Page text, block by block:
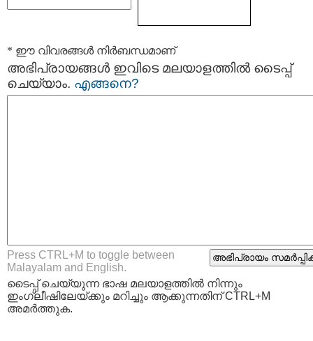
* ഈ വിവരങ്ങള്‍ നിര്‍ബന്ധമാണ്
അഭിപ്രായങ്ങള്‍ ഇവിടെ മലയാളത്തില്‍ ടൈപ്പ്
ചെയ്യാം. എങ്ങനെ?
Press CTRL+M to toggle between
Malayalam and English.
ടൈപ്പ്‌ ചെയ്യുന്ന ഭാഷ മലയാളത്തില്‍ നിന്നും
ഇംഗ്ലീഷിലേയ്ക്കും മറിച്ചും ആക്കുന്നതിന് CTRL+M
അമര്‍ത്തുക.